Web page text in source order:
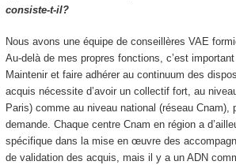
consiste-t-il?
Nous avons une équipe de conseillères VAE
Au-delà de mes propres fonctions, c’est
Maintenir et faire adhérer au continuum des
acquis nécessite d’avoir un collectif fort, au
Paris) comme au niveau national (réseau Cnam),
demande. Chaque centre Cnam en région a
spécifique dans la mise en œuvre des
de validation des acquis, mais il y a un ADN